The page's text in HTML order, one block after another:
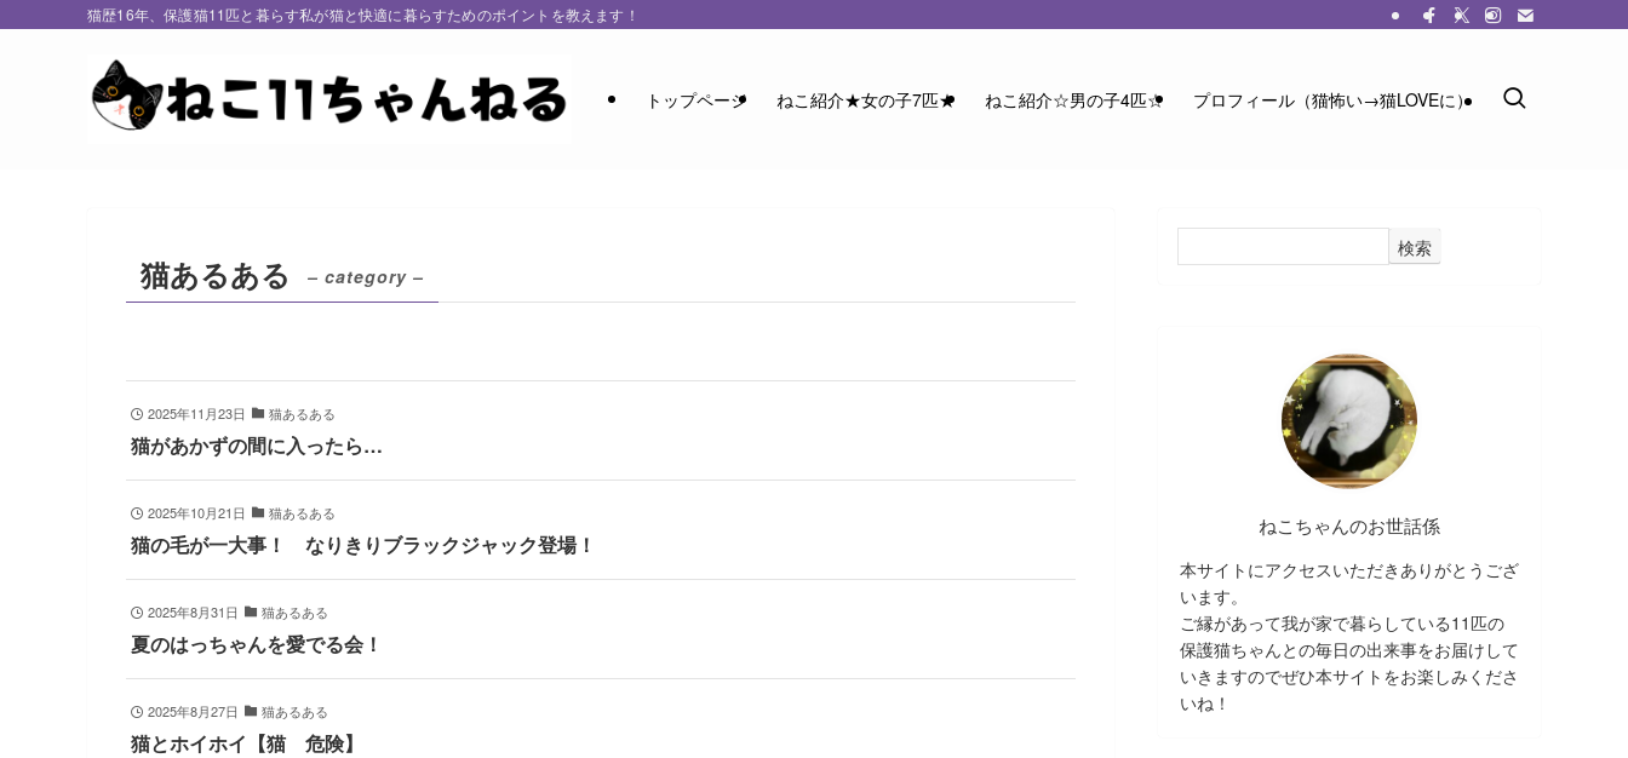
猫歴16年、保護猫11匹と暮らす私が猫と快適に暮らすためのポイントを教えます！
トップページ ねこ紹介★女の子7匹★ ねこ紹介☆男の子4匹☆ プロフィール（猫怖い→猫LOVEに）
猫あるある – category –
2025年11月23日 猫あるある
猫があかずの間に入ったら…
2025年10月21日 猫あるある
猫の毛が一大事！ なりきりブラックジャック登場！
2025年8月31日 猫あるある
夏のはっちゃんを愛でる会！
2025年8月27日 猫あるある
猫とホイホイ【猫 危険】
検索
ねこちゃんのお世話係
本サイトにアクセスいただきありがとうござ
います。
ご縁があって我が家で暮らしている11匹の
保護猫ちゃんとの毎日の出来事をお届けして
いきますのでぜひ本サイトをお楽しみくださ
いね！